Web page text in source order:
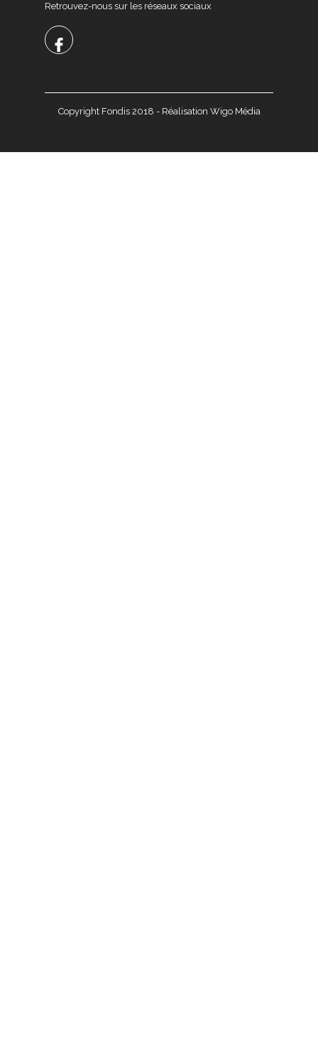
Retrouvez-nous sur les réseaux sociaux
Copyright Fondis 2018 - Réalisation Wigo Média